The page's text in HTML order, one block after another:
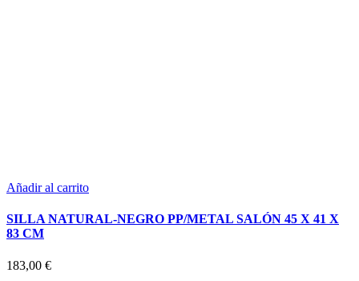
Añadir al carrito
SILLA NATURAL-NEGRO PP/METAL SALÓN 45 X 41 X
83 CM
183,00 €